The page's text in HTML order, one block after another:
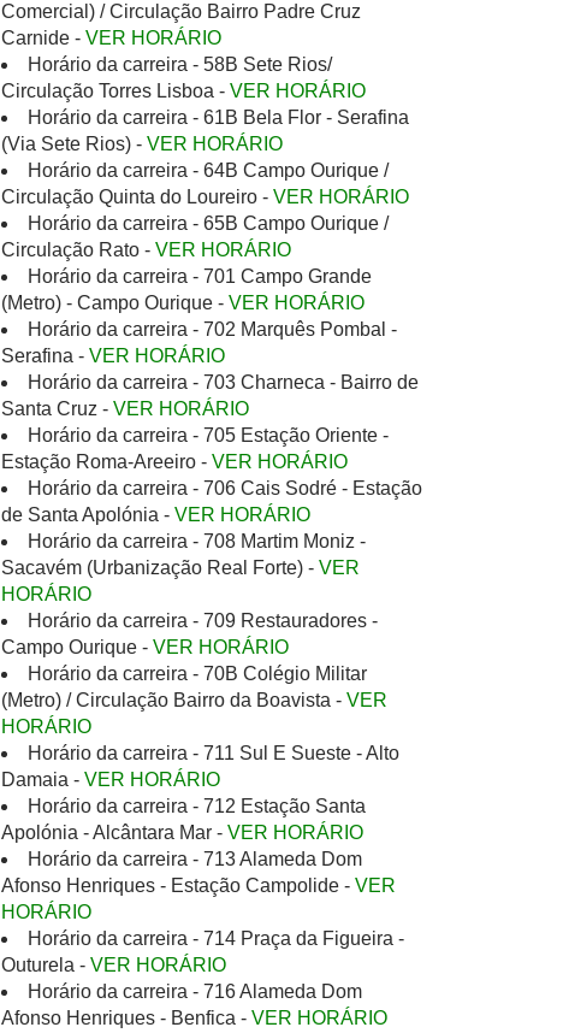
Comercial) / Circulação Bairro Padre Cruz
Carnide - VER HORÁRIO
Horário da carreira - 58B Sete Rios/
Circulação Torres Lisboa - VER HORÁRIO
Horário da carreira - 61B Bela Flor - Serafina
(Via Sete Rios) - VER HORÁRIO
Horário da carreira - 64B Campo Ourique /
Circulação Quinta do Loureiro - VER HORÁRIO
Horário da carreira - 65B Campo Ourique /
Circulação Rato - VER HORÁRIO
Horário da carreira - 701 Campo Grande
(Metro) - Campo Ourique - VER HORÁRIO
Horário da carreira - 702 Marquês Pombal -
Serafina - VER HORÁRIO
Horário da carreira - 703 Charneca - Bairro de
Santa Cruz - VER HORÁRIO
Horário da carreira - 705 Estação Oriente -
Estação Roma-Areeiro - VER HORÁRIO
Horário da carreira - 706 Cais Sodré - Estação
de Santa Apolónia - VER HORÁRIO
Horário da carreira - 708 Martim Moniz -
Sacavém (Urbanização Real Forte) - VER
HORÁRIO
Horário da carreira - 709 Restauradores -
Campo Ourique - VER HORÁRIO
Horário da carreira - 70B Colégio Militar
(Metro) / Circulação Bairro da Boavista - VER
HORÁRIO
Horário da carreira - 711 Sul E Sueste - Alto
Damaia - VER HORÁRIO
Horário da carreira - 712 Estação Santa
Apolónia - Alcântara Mar - VER HORÁRIO
Horário da carreira - 713 Alameda Dom
Afonso Henriques - Estação Campolide - VER
HORÁRIO
Horário da carreira - 714 Praça da Figueira -
Outurela - VER HORÁRIO
Horário da carreira - 716 Alameda Dom
Afonso Henriques - Benfica - VER HORÁRIO